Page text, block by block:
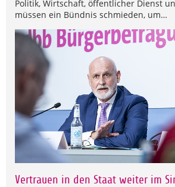
Politik, Wirtschaft, öffentlicher Dienst
müssen ein Bündnis schmieden, um…
Vertrauen in den Staat weiter im